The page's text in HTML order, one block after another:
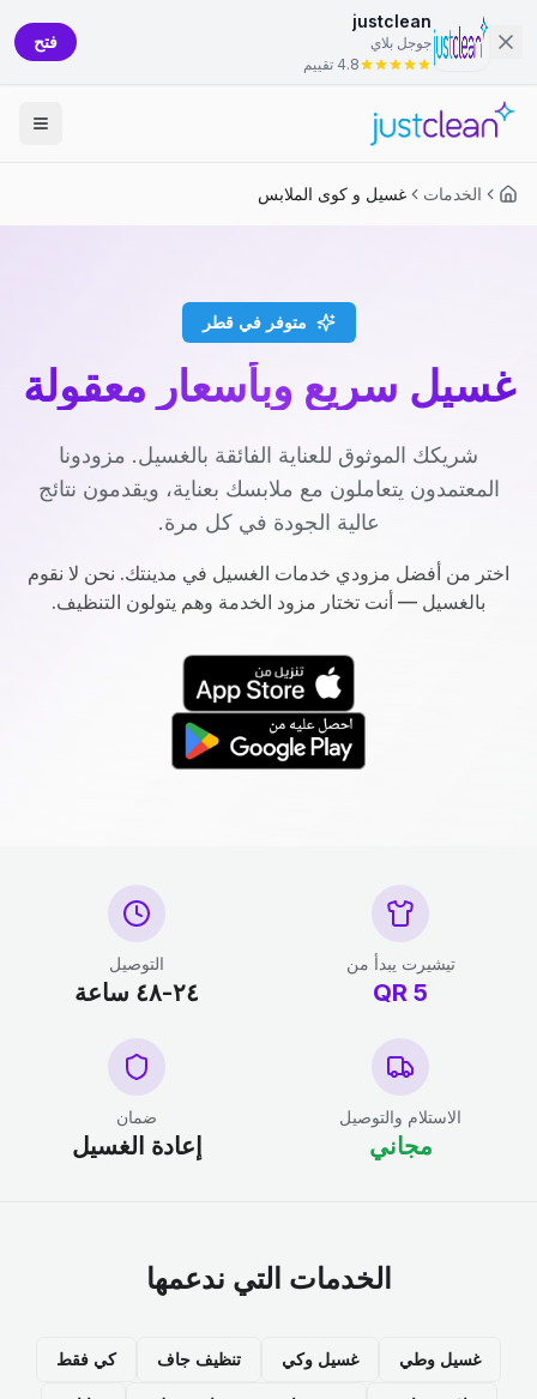
justclean
جوجل بلاي
4.8 تقييم
فتح
الخدمات غسيل و كوى الملابس
متوفر في قطر
غسيل سريع وبأسعار معقولة
شريكك الموثوق للعناية الفائقة بالغسيل. مزودونا
المعتمدون يتعاملون مع ملابسك بعناية، ويقدمون نتائج
عالية الجودة في كل مرة.
اختر من أفضل مزودي خدمات الغسيل في مدينتك. نحن لا نقوم
بالغسيل — أنت تختار مزود الخدمة وهم يتولون التنظيف.
تيشيرت يبدأ من
5
QR
التوصيل
٢٤-٤٨ ساعة
الاستلام والتوصيل
مجاني
ضمان
إعادة الغسيل
الخدمات التي ندعمها
غسيل وطي غسيل وكي تنظيف جاف كي فقط